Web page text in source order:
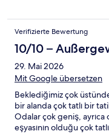
Verifizierte Bewertung
10/10 –
29. Mai 2026
Mit Google übersetzen
Beklediğimiz çok
bir alanda çok tatlı bir
Odalar çok geniş, ayrıca
eşyasının olduğu çok